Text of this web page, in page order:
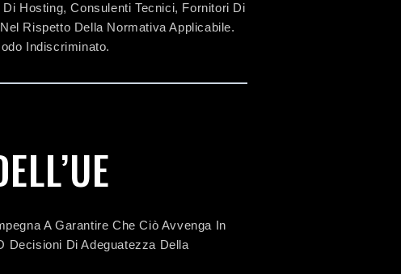
Hosting, Consulenti Tecnici, Fornitori Di
Rispetto Della Normativa Applicabile.
Indiscriminato.
A Garantire Che Ciò Avvenga In
Decisioni Di Adeguatezza Della